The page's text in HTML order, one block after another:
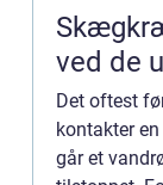
Skægkræ
ved de
Det oftest
kontakter
går et